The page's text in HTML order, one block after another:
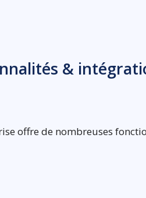
&
offre de nombreuses